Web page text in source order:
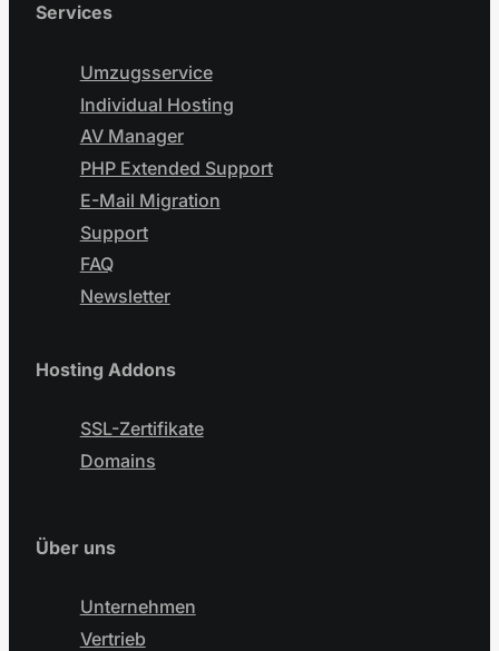
Services
Umzugsservice
Individual Hosting
AV Manager
PHP Extended Support
E-Mail Migration
Support
FAQ
Newsletter
Hosting Addons
SSL-Zertifikate
Domains
Über uns
Unternehmen
Vertrieb